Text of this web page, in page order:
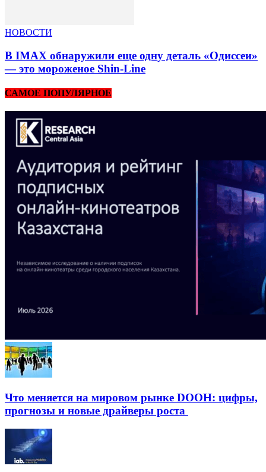
НОВОСТИ
В IMAX обнаружили еще одну деталь «Одиссеи»
— это мороженое Shin-Line
САМОЕ ПОПУЛЯРНОЕ
Что меняется на мировом рынке DOOH: цифры,
прогнозы и новые драйверы роста